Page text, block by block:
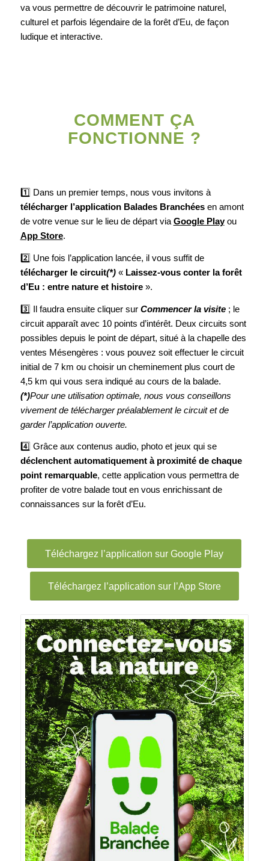
va vous permettre de découvrir le patrimoine naturel,
culturel et parfois légendaire de la forêt d’Eu, de façon
ludique et interactive.
COMMENT ÇA
FONCTIONNE ?
1️⃣ Dans un premier temps, nous vous invitons à
télécharger l’application Balades Branchéesen amont
de votre venue sur le lieu de départ via Google Playou
App Store.
2️⃣ Une fois l’application lancée, il vous suffit de
télécharger le circuit(*)« Laissez-vous conter la forêt
d’Eu : entre nature et histoire».
3️⃣ Il faudra ensuite cliquer sur Commencer la visite; le
circuit apparaît avec 10 points d’intérêt. Deux circuits sont
possibles depuis le point de départ, situé à la chapelle des
ventes Mésengères : vous pouvez soit effectuer le circuit
initial de 7 km ou choisir un cheminement plus court de
4,5 km qui vous sera indiqué au cours de la balade.
(*)Pour une utilisation optimale, nous vous conseillons
vivement de télécharger préalablement le circuit et de
garder l’application ouverte.
4️⃣ Grâce aux contenus audio, photo et jeux qui se
déclenchent automatiquement à proximité de chaque
point remarquable, cette application vous permettra de
profiter de votre balade tout en vous enrichissant de
connaissances sur la forêt d’Eu.
Téléchargez l’application sur Google Play
Téléchargez l’application sur l’App Store